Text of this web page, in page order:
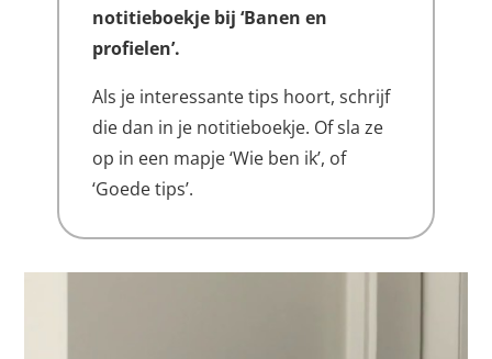
notitieboekje bij ‘Banen en
profielen’.
Als je interessante tips hoort, schrijf
die dan in je notitieboekje. Of sla ze
op in een mapje ‘Wie ben ik’, of
‘Goede tips’.